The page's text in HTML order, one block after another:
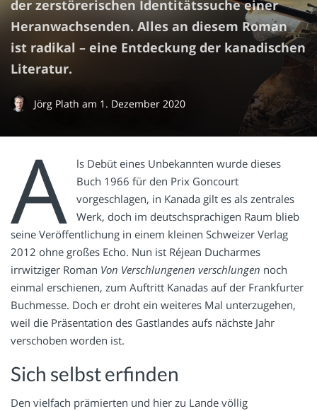
der zerstörerischen Identitätssuche einer
Heranwachsenden. Alles an diesem Roman
ist radikal – eine Entdeckung der kanadischen
Literatur.
Jörg Plath am 1. Dezember 2020
A
ls Debüt eines Unbekannten wurde dieses
Buch 1966 für den Prix Goncourt
vorgeschlagen, in Kanada gilt es als zentrales
Werk, doch im deutschsprachigen Raum blieb
seine Veröffentlichung in einem kleinen Schweizer Verlag
2012 ohne großes Echo. Nun ist Réjean Ducharmes
irrwitziger Roman Von Verschlungenen verschlungen noch
einmal erschienen, zum Auftritt Kanadas auf der Frankfurter
Buchmesse. Doch er droht ein weiteres Mal unterzugehen,
weil die Präsentation des Gastlandes aufs nächste Jahr
verschoben worden ist.
Sich selbst erfinden
Den vielfach prämierten und hier zu Lande völlig